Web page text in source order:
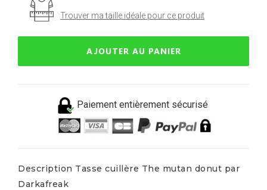
Trouver ma taille idéale pour ce produit
AJOUTER AU PANIER
Paiement entièrement sécurisé
Description Tasse cuillère The mutan donut par
Darkafreak